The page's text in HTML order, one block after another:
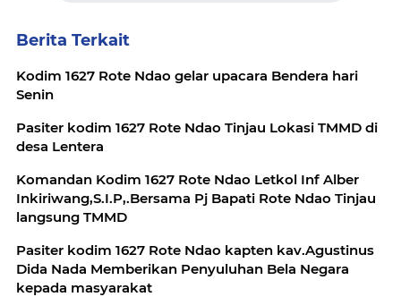
Berita Terkait
Kodim 1627 Rote Ndao gelar upacara Bendera hari
Senin
Pasiter kodim 1627 Rote Ndao Tinjau Lokasi TMMD di
desa Lentera
Komandan Kodim 1627 Rote Ndao Letkol Inf Alber
Inkiriwang,S.I.P,.Bersama Pj Bapati Rote Ndao Tinjau
langsung TMMD
Pasiter kodim 1627 Rote Ndao kapten kav.Agustinus
Dida Nada Memberikan Penyuluhan Bela Negara
kepada masyarakat